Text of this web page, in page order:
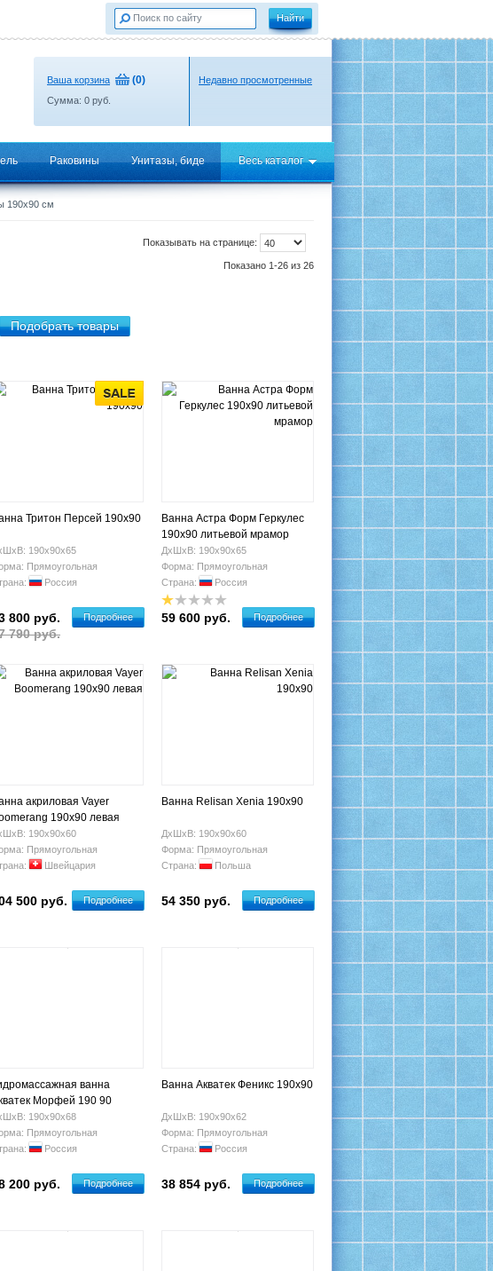
Ваша корзина (0)
Сумма: 0 руб.
Недавно просмотренные
Раковины Унитазы, биде Весь каталог
190х90 см
Показывать на странице:
Показано 1-26 из 26
Тритон Персей 190х90
190х90х65
Прямоугольная
Россия
800 руб.
790 руб.
Подробнее
Ванна Астра Форм Геркулес
190х90 литьевой мрамор
ДхШхВ: 190х90х65
Форма: Прямоугольная
Страна:
Россия
59 600 руб. Подробнее
акриловая Vayer
190x90 левая
190х90х60
Прямоугольная
Швейцария
500 руб. Подробнее
Ванна Relisan Xenia 190x90
ДхШхВ: 190х90х60
Форма: Прямоугольная
Страна:
Польша
54 350 руб. Подробнее
ванна
Морфей 190 90
190х90х68
Прямоугольная
Россия
200 руб. Подробнее
Ванна Акватек Феникс 190х90
ДхШхВ: 190х90х62
Форма: Прямоугольная
Страна:
Россия
38 854 руб. Подробнее